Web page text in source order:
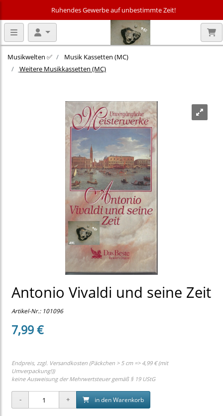
Ruhendes Gewerbe auf unbestimmte Zeit!
Musikwelten ✅
Musik Kassetten (MC)
Weitere Musikkassetten (MC)
Antonio Vivaldi und seine Zeit
Artikel-Nr.: 101096
7,99 €
Endpreis, zzgl. Versandkosten (Päckchen > 5 cm => 4,99 € (mit
Umverpackung!))
keine Ausweisung der Mehrwertsteuer gemäß § 19 UStG
in den Warenkorb